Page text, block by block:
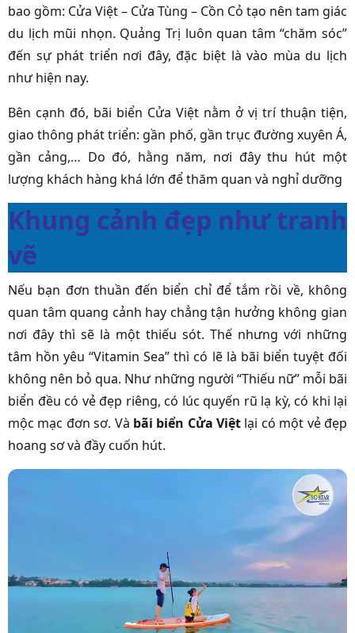
bao gồm: Cửa Việt – Cửa Tùng – Cồn Cỏ tạo nên tam giác
du lịch mũi nhọn. Quảng Trị luôn quan tâm “chăm sóc”
đến sự phát triển nơi đây, đặc biệt là vào mùa du lịch
như hiện nay.
Bên cạnh đó, bãi biển Cửa Việt nằm ở vị trí thuận tiện,
giao thông phát triển: gần phố, gần trục đường xuyên Á,
gần cảng,… Do đó, hằng năm, nơi đây thu hút một
lượng khách hàng khá lớn để thăm quan và nghỉ dưỡng
Khung cảnh đẹp như tranh
vẽ
Nếu bạn đơn thuần đến biển chỉ để tắm rồi về, không
quan tâm quang cảnh hay chẳng tận hưởng không gian
nơi đây thì sẽ là một thiếu sót. Thế nhưng với những
tâm hồn yêu “Vitamin Sea” thì có lẽ là bãi biển tuyệt đối
không nên bỏ qua. Như những người “Thiếu nữ” mỗi bãi
biển đều có vẻ đẹp riêng, có lúc quyến rũ lạ kỳ, có khi lại
mộc mạc đơn sơ. Và bãi biển Cửa Việt lại có một vẻ đẹp
hoang sơ và đầy cuốn hút.